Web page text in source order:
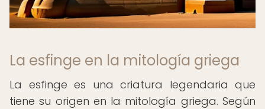
La esfinge en la mitología griega
La esfinge es una criatura legendaria que
tiene su origen en la mitología griega. Según